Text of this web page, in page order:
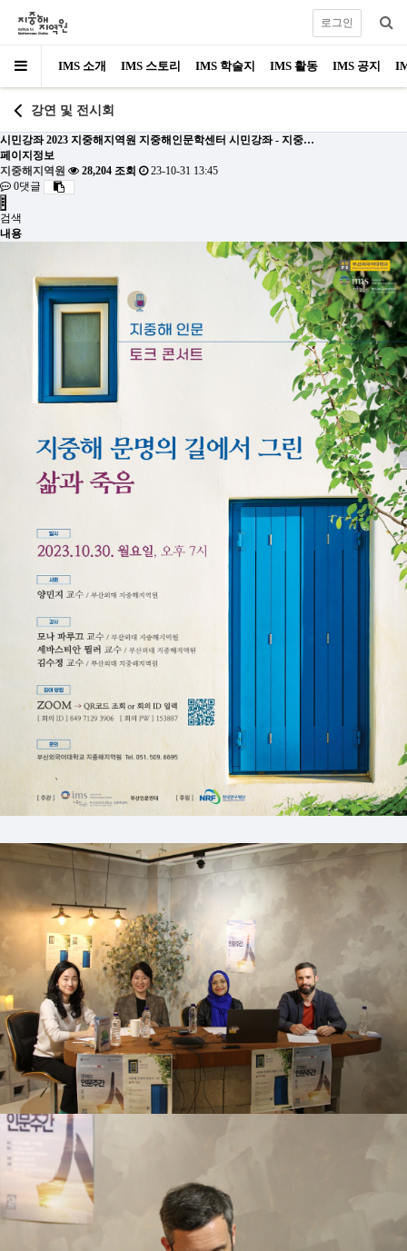
IMS 소개 IMS 스토리 IMS 학술지 IMS 활동 IMS 공지
로그인
강연 및 전시회
시민강좌 2023 지중해지역원 지중해인문학센터 시민강좌 - 지중…
페이지정보
지중해지역원
28,204 조회
23-10-31 13:45
0댓글
검색
내용